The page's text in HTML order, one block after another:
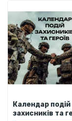
Календар подій
захисників та